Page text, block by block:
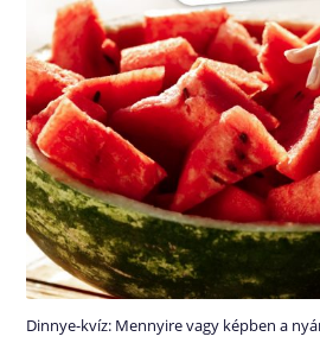
Dinnye-kvíz: Mennyire vagy képben a